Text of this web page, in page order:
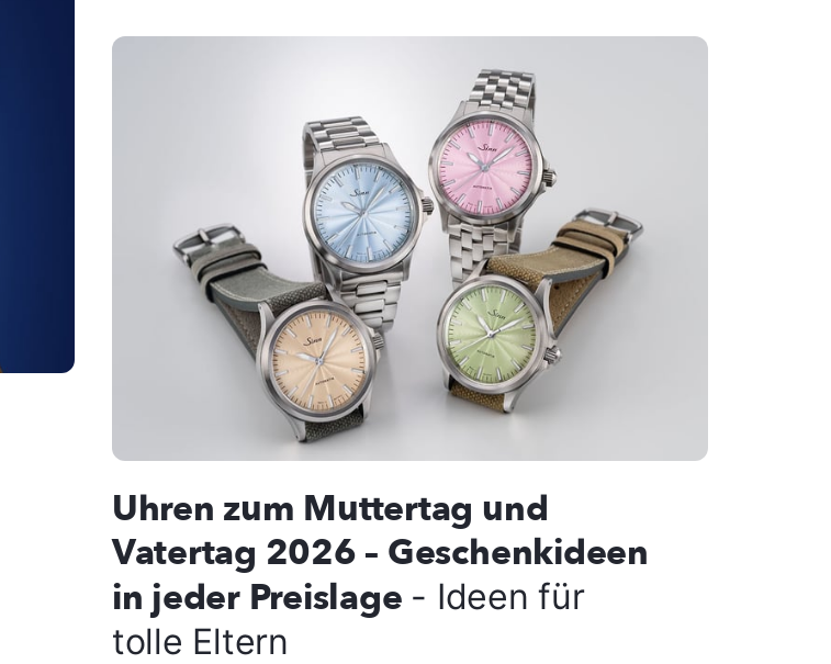
Uhren zum Muttertag und
Vatertag 2026 – Geschenkideen
in jeder Preislage - Ideen für
tolle Eltern